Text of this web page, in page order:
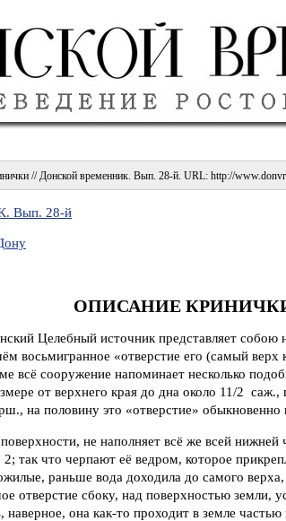
// Донской временник. Вып. 28-й. URL: http://
Вып. 28-й
ОПИСАНИЕ
Целебный источник представляет собою
восьмигранное «отверстие его (самый верх
всё сооружение напоминает несколько
от верхнего края до дна около 11/2 саж.,
на половину это «отверстие»
не наполняет всё же всей
так что черпают её ведром, которое
раньше вода доходила до самого
отверстие сбоку, над поверхностью земли,
она как-то проходит в земле